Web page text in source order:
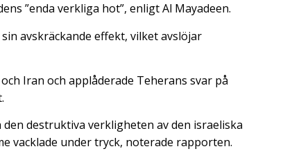
”enda verkliga hot”, enligt Al Mayadeen.
avskräckande effekt, vilket avslöjar
Iran och applåderade Teherans svar på
destruktiva verkligheten av den israeliska
vacklade under tryck, noterade rapporten.